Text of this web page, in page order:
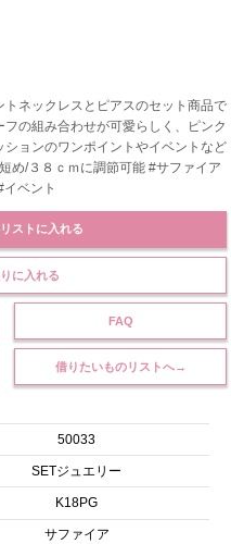
ネックレスとピアスのセット商品で
の組み合わせが可愛らしく、ピンク
ョンのワンポイントやイベントなど
め/３８ｃｍに調節可能 #サファイア
ベント
ストに入れる
に入れる
FAQ
借りたいものリストへ→
50033
SETジュエリー
K18PG
サファイア